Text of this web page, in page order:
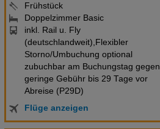
Frühstück
Doppelzimmer Basic
inkl. Rail u. Fly
(deutschlandweit),Flexibler
Storno/Umbuchung optional
zubuchbar am Buchungstag gegen
geringe Gebühr bis 29 Tage vor
Abreise (P29D)
Flüge anzeigen